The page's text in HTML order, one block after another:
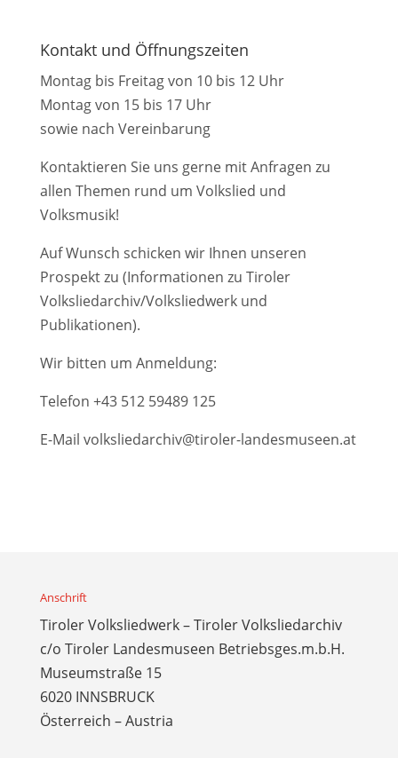
Kontakt und Öffnungszeiten
Montag bis Freitag von 10 bis 12 Uhr
Montag von 15 bis 17 Uhr
sowie nach Vereinbarung
Kontaktieren Sie uns gerne mit Anfragen zu
allen Themen rund um Volkslied und
Volksmusik!
Auf Wunsch schicken wir Ihnen unseren
Prospekt zu (Informationen zu Tiroler
Volksliedarchiv/Volksliedwerk und
Publikationen).
Wir bitten um Anmeldung:
Telefon +43 512 59489 125
E-Mail volksliedarchiv@tiroler-landesmuseen.at
Anschrift
Tiroler Volksliedwerk – Tiroler Volksliedarchiv
c/o Tiroler Landesmuseen Betriebsges.m.b.H.
Museumstraße 15
6020 INNSBRUCK
Österreich – Austria